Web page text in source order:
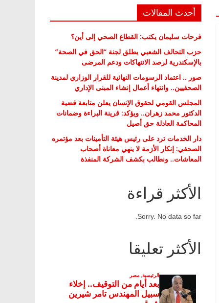
أحدث المقالات
فرحات سليمان يكتب: القطاع الصحي إلى أين؟
حزب التحالف الشعبي يطلق لجنة “الحق في الصحة”
بالإسكندرية لرصد الانتهاكات ودعم المرضى
صور .. اعتماد الرسومات النهائية للقرار الوزاري لمدينة
الصحفيين.. وانتهاء أعمال إنشاء المبنى الإداري
المجلس القومي لحقوق الإنسان يعلن متابعة قضية
الدكتور محمد زهران.. ويؤكد: قرينة البراءة وضمانات
المحاكمة العادلة حق أصيل
دار الخدمات ترد على رئيس هيئة التأمينات بعد مؤتمره
الصحفي: إنكار الأزمة لا ينهي معاناة أصحاب
المعاشات.. ونطالب بكشف الشركة المنفذة
الأكثر قراءة
Sorry. No data so far.
الأكثر تعليقا